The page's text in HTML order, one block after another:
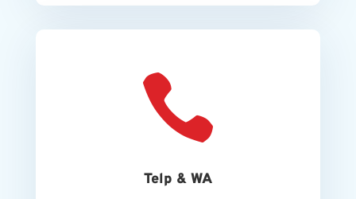

Telp & WA